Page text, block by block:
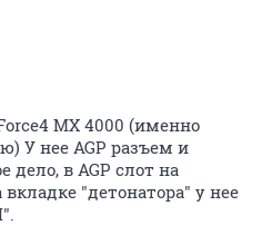
MX 4000 (именно
У нее AGP разъем и
дело, в AGP слот на
"детонатора" у нее